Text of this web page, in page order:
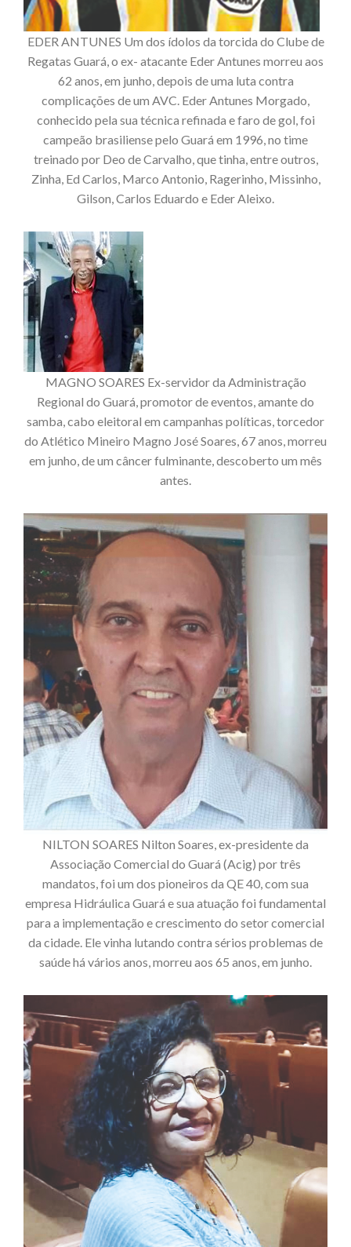
EDER ANTUNES Um dos ídolos da torcida do Clube de
Regatas Guará, o ex- atacante Eder Antunes morreu aos
62 anos, em junho, depois de uma luta contra
complicações de um AVC. Eder Antunes Morgado,
conhecido pela sua técnica refinada e faro de gol, foi
campeão brasiliense pelo Guará em 1996, no time
treinado por Deo de Carvalho, que tinha, entre outros,
Zinha, Ed Carlos, Marco Antonio, Ragerinho, Missinho,
Gilson, Carlos Eduardo e Eder Aleixo.
MAGNO SOARES Ex-servidor da Administração
Regional do Guará, promotor de eventos, amante do
samba, cabo eleitoral em campanhas políticas, torcedor
do Atlético Mineiro Magno José Soares, 67 anos, morreu
em junho, de um câncer fulminante, descoberto um mês
antes.
NILTON SOARES Nilton Soares, ex-presidente da
Associação Comercial do Guará (Acig) por três
mandatos, foi um dos pioneiros da QE 40, com sua
empresa Hidráulica Guará e sua atuação foi fundamental
para a implementação e crescimento do setor comercial
da cidade. Ele vinha lutando contra sérios problemas de
saúde há vários anos, morreu aos 65 anos, em junho.